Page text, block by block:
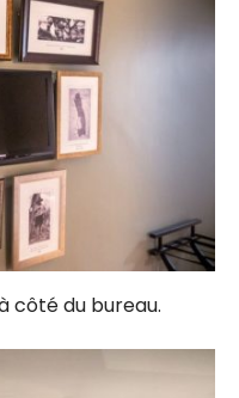
côté du bureau.